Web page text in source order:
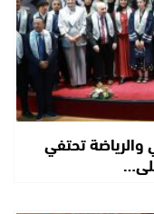
والرياضة تحتفي